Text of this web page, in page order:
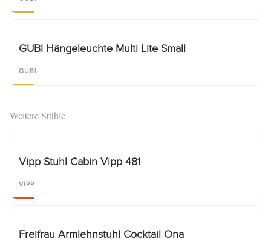
GUBI Hängeleuchte Multi Lite Small
GUBI
Weitere Stühle
Vipp Stuhl Cabin Vipp 481
VIPP
Freifrau Armlehnstuhl Cocktail Ona